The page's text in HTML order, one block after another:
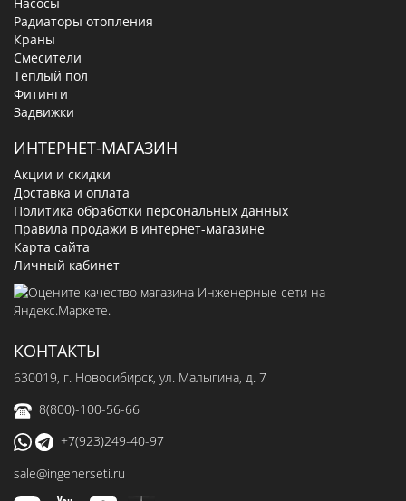
Радиаторы отопления
Краны
Смесители
Теплый пол
Фитинги
Задвижки
ИНТЕРНЕТ-МАГАЗИН
Акции и скидки
Доставка и оплата
Политика обработки персональных данных
Правила продажи в интернет-магазине
Карта сайта
Личный кабинет
КОНТАКТЫ
630019, г. Новосибирск, ул. Малыгина, д. 7
8(800)-100-56-66
+7(923)249-40-97
sale@ingenerseti.ru